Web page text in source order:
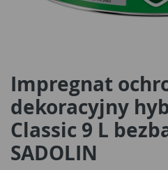
Impregnat
dekoracyjny
Classic 9 L
SADOLIN